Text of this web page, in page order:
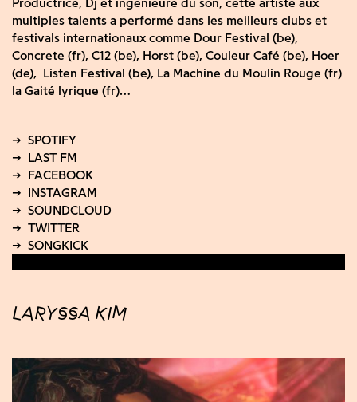
multiples talents a performé dans les meilleurs clubs et
festivals internationaux comme Dour Festival (be),
Concrete (fr), C12 (be), Horst (be), Couleur Café (be), Hoer
(de), Listen Festival (be), La Machine du Moulin Rouge (fr)
la Gaité lyrique (fr)…
LARYSSA KIM